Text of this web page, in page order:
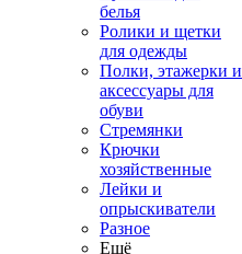
белья
Ролики и щетки
для одежды
Полки, этажерки и
аксессуары для
обуви
Стремянки
Крючки
хозяйственные
Лейки и
опрыскиватели
Разное
Ещё